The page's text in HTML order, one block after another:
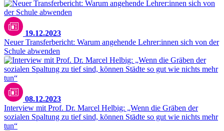
19.12.2023
Neuer Transferbericht: Warum angehende Lehrer:innen sich von der
Schule abwenden
08.12.2023
Interview mit Prof. Dr. Marcel Helbig: „Wenn die Gräben der
sozialen Spaltung zu tief sind, können Städte so gut wie nichts mehr
tun“